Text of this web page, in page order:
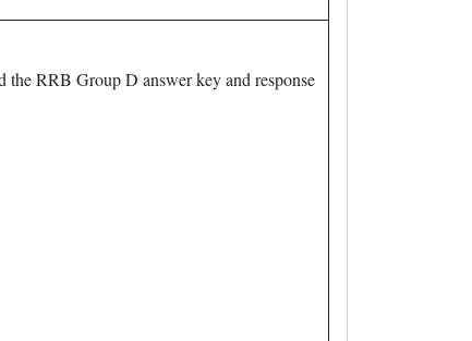
RRB Group D answer key and response